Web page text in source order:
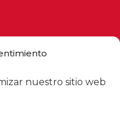
nuestro sitio web